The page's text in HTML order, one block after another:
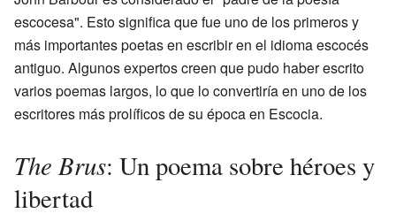
escocesa". Esto significa que fue uno de los primeros y
más importantes poetas en escribir en el idioma escocés
antiguo. Algunos expertos creen que pudo haber escrito
varios poemas largos, lo que lo convertiría en uno de los
escritores más prolíficos de su época en Escocia.
The Brus: Un poema sobre héroes y
libertad